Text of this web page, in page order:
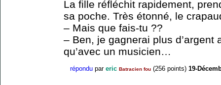
La fille réfléchit rapidement,
sa poche. Très étonné, le
– Mais que fais-tu ??
– Ben, je gagnerai plus d’argent
qu’avec un musicien…
répondu par eric Batracien fou (256 points) 19-